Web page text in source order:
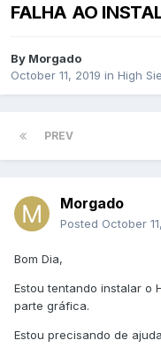
FALHA AO
By Morgado
October 11, 2019 in High
PREV
Morgado
Posted October
Bom Dia,
Estou tentando instalar o
parte gráfica.
Estou precisando de